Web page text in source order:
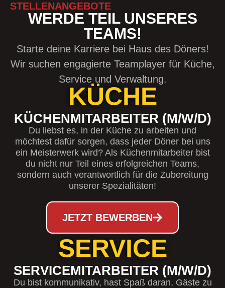
STELLENANGEBOTE
WERDE TEIL UNSERES
TEAMS!
Starte deine Karriere bei Haus des Döners!
Wir suchen engagierte Teamplayer für Küche,
Service und Verwaltung.
KÜCHE
KÜCHENMITARBEITER (M/W/D)
Du liebst es, in der Küche zu arbeiten und
möchtest dafür sorgen, dass jeder Döner bei uns
ein Meisterwerk wird? Als Küchenmitarbeiter bist
du nicht nur Teil eines erfolgreichen Teams,
sondern auch verantwortlich für die Zubereitung
unserer Spezialitäten!
JETZT BEWERBEN
SERVICE
SERVICEMITARBEITER (M/W/D)
Du bist kommunikativ, hast Spaß daran, Gäste zu